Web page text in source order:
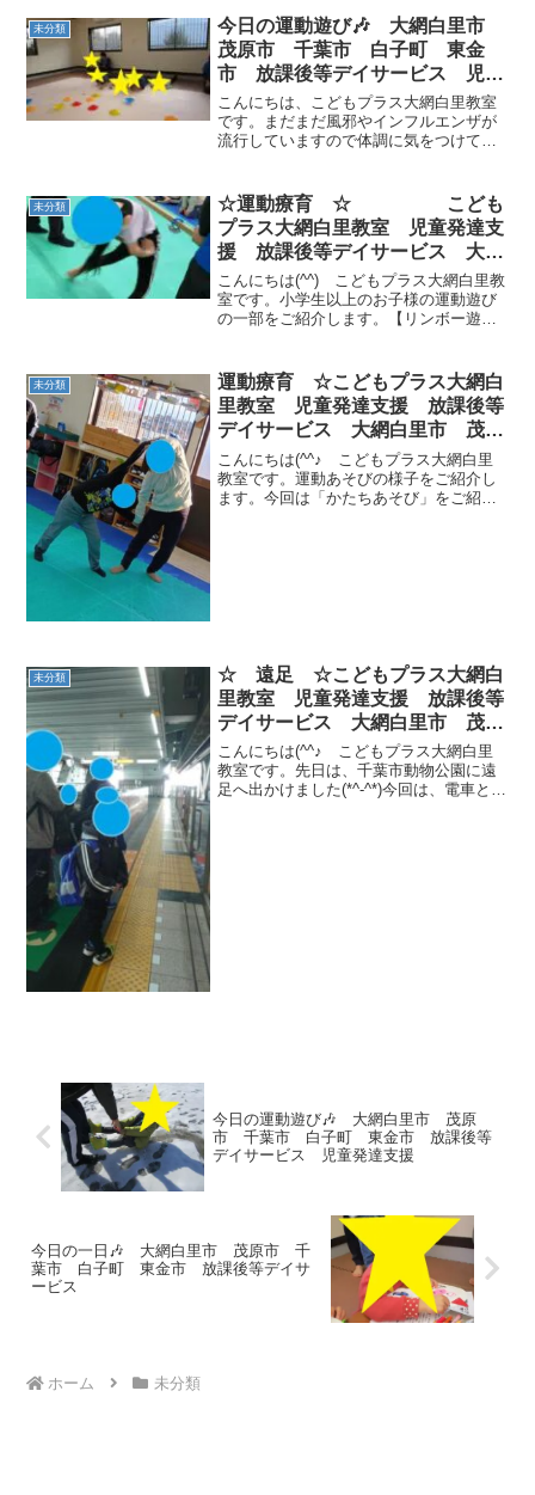
未分類
今日の運動遊び🎶 大網白里市
茂原市 千葉市 白子町 東金
市 放課後等デイサービス 児童
発達支援
こんにちは、こどもプラス大網白里教室
です。まだまだ風邪やインフルエンザが
流行していますので体調に気をつけてお
ですが運動遊びを紹介します🎶始めは動
物荷物運び☆ワニ、...
未分類
☆運動療育 ☆ こども
プラス大網白里教室 児童発達支
援 放課後等デイサービス 大網
白里市 茂原市 白子町
こんにちは(^^) こどもプラス大網白里教
室です。小学生以上のお子様の運動遊び
の一部をご紹介します。【リンボー遊
もいいから、自分で考えて取り組んでみ
て！と、声をかけると...
未分類
運動療育 ☆こどもプラス大網白
里教室 児童発達支援 放課後等
デイサービス 大網白里市 茂原
市 白子町
こんにちは(^^♪ こどもプラス大網白里
教室です。運動あそびの様子をご紹介し
ます。今回は「かたちあそび」をご紹介
未分類
☆ 遠足 ☆こどもプラス大網白
里教室 児童発達支援 放課後等
デイサービス 大網白里市 茂原
市 白子町
こんにちは(^^♪ こどもプラス大網白里
教室です。先日は、千葉市動物公園に遠
足へ出かけました(*^-^*)今回は、電車とモ
今日の運動遊び🎶 大網白里市 茂原
市 千葉市 白子町 東金市 放課後等
デイサービス 児童発達支援
今日の一日🎶 大網白里市 茂原市 千
葉市 白子町 東金市 放課後等デイサ
ービス
ホーム 未分類